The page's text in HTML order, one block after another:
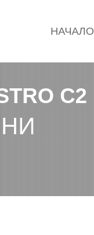
НАЧАЛО
C2